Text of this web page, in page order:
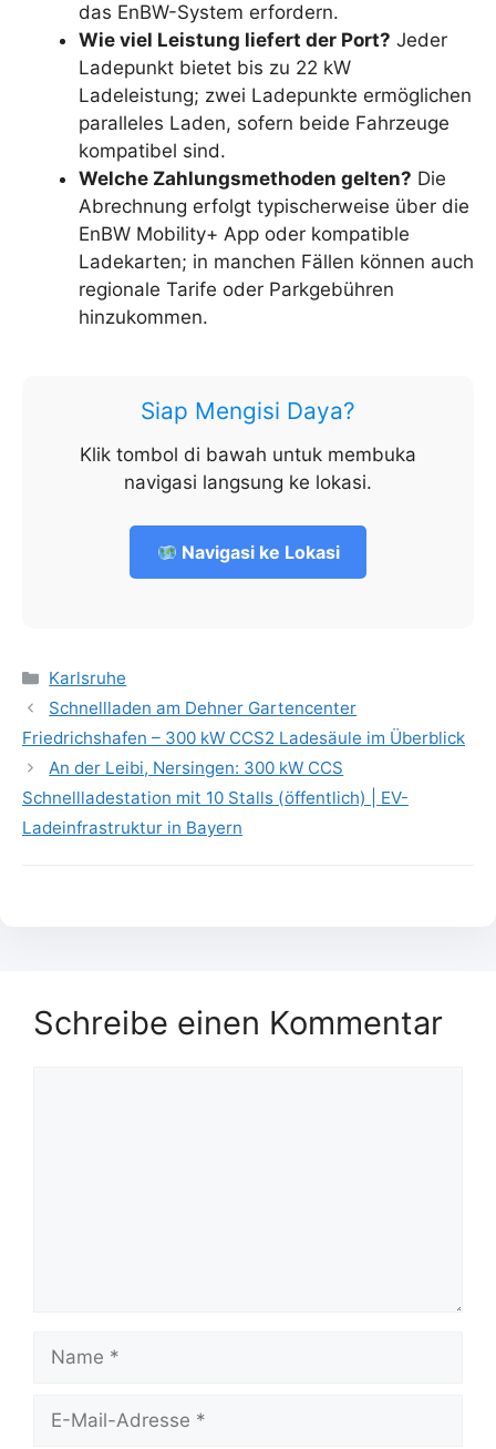
das EnBW-System erfordern.
Wie viel Leistung liefert der Port? Jeder
Ladepunkt bietet bis zu 22 kW
Ladeleistung; zwei Ladepunkte ermöglichen
paralleles Laden, sofern beide Fahrzeuge
kompatibel sind.
Welche Zahlungsmethoden gelten? Die
Abrechnung erfolgt typischerweise über die
EnBW Mobility+ App oder kompatible
Ladekarten; in manchen Fällen können auch
regionale Tarife oder Parkgebühren
hinzukommen.
Siap Mengisi Daya?
Klik tombol di bawah untuk membuka
navigasi langsung ke lokasi.
Navigasi ke Lokasi
Kategorien
Karlsruhe
Schnellladen am Dehner Gartencenter
Friedrichshafen – 300 kW CCS2 Ladesäule im Überblick
An der Leibi, Nersingen: 300 kW CCS
Schnellladestation mit 10 Stalls (öffentlich) | EV-
Ladeinfrastruktur in Bayern
Schreibe einen Kommentar
Mail-